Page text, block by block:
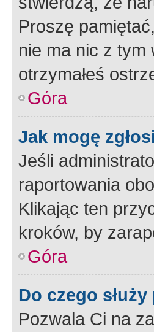
Proszę
nie ma nic z tym
otrzymałeś
Góra
Jak mogę
Jeśli
raportowania
Klikając ten
kroków, by
Góra
Do czego
Pozwala Ci na